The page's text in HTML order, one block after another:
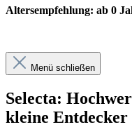
Altersempfehlung: ab 0
Menü schließen
Selecta:
kleine